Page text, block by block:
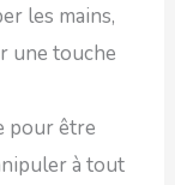
les mains,
une touche
pour être
à tout